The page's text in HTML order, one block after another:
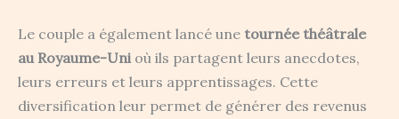
Le couple a également lancé une tournée théâtrale
au Royaume-Uni où ils partagent leurs anecdotes,
leurs erreurs et leurs apprentissages. Cette
diversification leur permet de générer des revenus